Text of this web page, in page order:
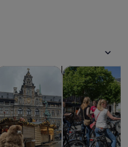
nieuwe tabOpent een nieuwe
& gepersonaliseerde
Avontuur &